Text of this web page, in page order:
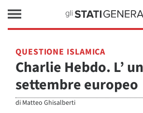
QUESTIONE ISLAMICA
Charlie Hebdo. L’
settembre europeo
di Matteo Ghisalberti